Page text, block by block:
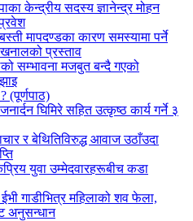
केन्द्रीय सदस्य ज्ञानेन्द्र मोहन
मापदण्डका कारण समस्यामा पर्ने
प्रस्ताव
सम्भावना मजबुत बन्दै गएको
(पूर्णपाठ)
घिमिरे सहित उत्कृष्ठ कार्य गर्ने ३
र बेथितिविरुद्ध आवाज उठाँउदा
युवा उम्मेदवारहरूबीच कडा
गाडीभित्र महिलाको शव फेला,
अनुसन्धान